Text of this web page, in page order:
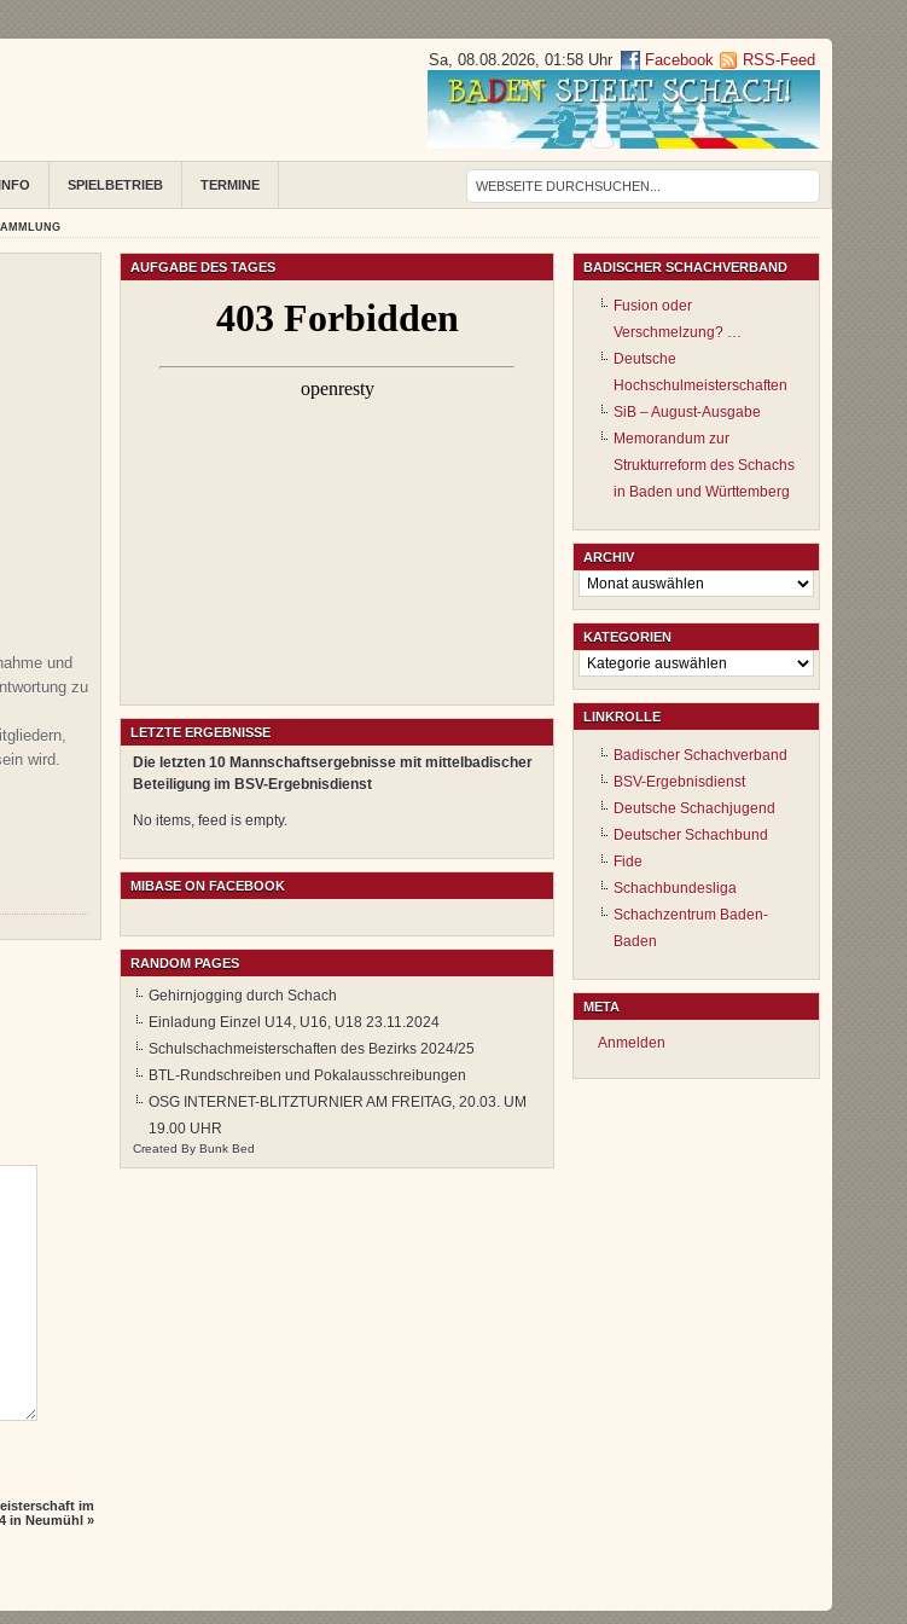
Sa, 08.08.2026, 01:58 Uhr Facebook RSS-Feed
INFO SPIELBETRIEB TERMINE
und
zu
wird.
im
in Neumühl»
AUFGABE DES TAGES
LETZTE ERGEBNISSE
Die letzten 10 Mannschaftsergebnisse mit mittelbadischer
Beteiligung im BSV-Ergebnisdienst
No items, feed is empty.
MIBASE ON FACEBOOK
RANDOM PAGES
Gehirnjogging durch Schach
Einladung Einzel U14, U16, U18 23.11.2024
Schulschachmeisterschaften des Bezirks 2024/25
BTL-Rundschreiben und Pokalausschreibungen
OSG INTERNET-BLITZTURNIER AM FREITAG, 20.03. UM
19.00 UHR
Created By Bunk Bed
BADISCHER SCHACHVERBAND
Fusion oder
Verschmelzung? …
Deutsche
Hochschulmeisterschaften
SiB – August-Ausgabe
Memorandum zur
Strukturreform des Schachs
in Baden und Württemberg
ARCHIV
Archiv
KATEGORIEN
Kategorien
LINKROLLE
Badischer Schachverband
BSV-Ergebnisdienst
Deutsche Schachjugend
Deutscher Schachbund
Fide
Schachbundesliga
Schachzentrum Baden-
Baden
META
Anmelden